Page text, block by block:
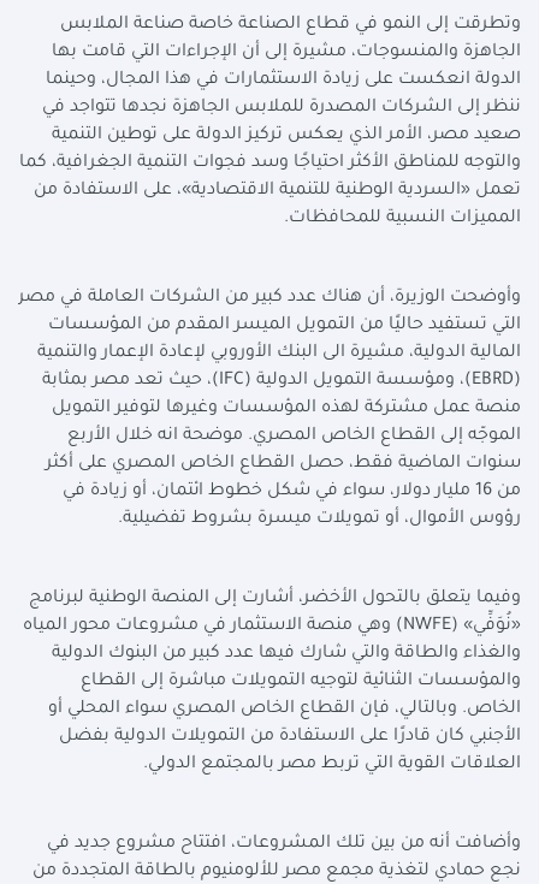
وتطرقت إلى النمو في قطاع الصناعة خاصة صناعة الملابس
الجاهزة والمنسوجات، مشيرة إلى أن الإجراءات التي قامت بها
الدولة انعكست على زيادة الاستثمارات في هذا المجال، وحينما
ننظر إلى الشركات المصدرة للملابس الجاهزة نجدها تتواجد في
صعيد مصر، الأمر الذي يعكس تركيز الدولة على توطين التنمية
والتوجه للمناطق الأكثر احتياجًا وسد فجوات التنمية الجغرافية، كما
تعمل «السردية الوطنية للتنمية الاقتصادية»، على الاستفادة من
المميزات النسبية للمحافظات.
وأوضحت الوزيرة، أن هناك عدد كبير من الشركات العاملة في مصر
التي تستفيد حاليًا من التمويل الميسر المقدم من المؤسسات
المالية الدولية، مشيرة الى البنك الأوروبي لإعادة الإعمار والتنمية
(
EBRD)، ومؤسسة التمويل الدولية (IFC)، حيث تعد مصر بمثابة
منصة عمل مشتركة لهذه المؤسسات وغيرها لتوفير التمويل
الموجّه إلى القطاع الخاص المصري. موضحة انه خلال الأربع
سنوات الماضية فقط، حصل القطاع الخاص المصري على أكثر
من 16 مليار دولار، سواء في شكل خطوط ائتمان، أو زيادة في
رؤوس الأموال، أو تمويلات ميسرة بشروط تفضيلية.
وفيما يتعلق بالتحول الأخضر، أشارت إلى المنصة الوطنية لبرنامج
«نُوَفِّي» (NWFE) وهي منصة الاستثمار في مشروعات محور المياه
والغذاء والطاقة والتي شارك فيها عدد كبير من البنوك الدولية
والمؤسسات الثنائية لتوجيه التمويلات مباشرة إلى القطاع
الخاص. وبالتالي، فإن القطاع الخاص المصري سواء المحلي أو
الأجنبي كان قادرًا على الاستفادة من التمويلات الدولية بفضل
العلاقات القوية التي تربط مصر بالمجتمع الدولي.
وأضافت أنه من بين تلك المشروعات، افتتاح مشروع جديد في
نجع حمادي لتغذية مجمع مصر للألومنيوم بالطاقة المتجددة من